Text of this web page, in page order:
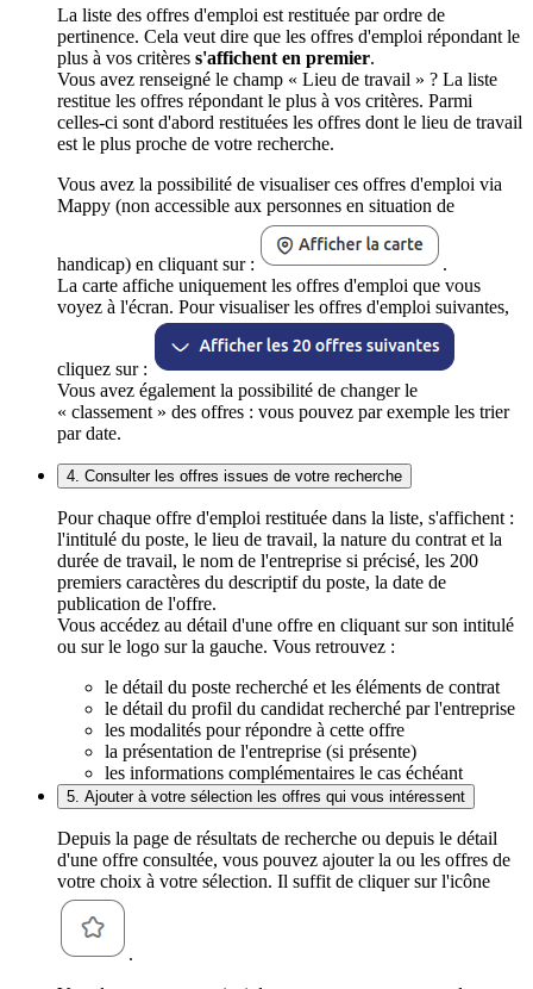
La liste des offres d'emploi est restituée par ordre de
pertinence. Cela veut dire que les offres d'emploi répondant le
plus à vos critères s'affichent en premier.
Vous avez renseigné le champ « Lieu de travail » ? La liste
restitue les offres répondant le plus à vos critères. Parmi
celles-ci sont d'abord restituées les offres dont le lieu de travail
est le plus proche de votre recherche.
Vous avez la possibilité de visualiser ces offres d'emploi via
Mappy (non accessible aux personnes en situation de
handicap) en cliquant sur :
.
La carte affiche uniquement les offres d'emploi que vous
voyez à l'écran. Pour visualiser les offres d'emploi suivantes,
cliquez sur :
Vous avez également la possibilité de changer le
« classement » des offres : vous pouvez par exemple les trier
par date.
4. Consulter les offres issues de votre recherche
Pour chaque offre d'emploi restituée dans la liste, s'affichent :
l'intitulé du poste, le lieu de travail, la nature du contrat et la
durée de travail, le nom de l'entreprise si précisé, les 200
premiers caractères du descriptif du poste, la date de
publication de l'offre.
Vous accédez au détail d'une offre en cliquant sur son intitulé
ou sur le logo sur la gauche. Vous retrouvez :
le détail du poste recherché et les éléments de contrat
le détail du profil du candidat recherché par l'entreprise
les modalités pour répondre à cette offre
la présentation de l'entreprise (si présente)
les informations complémentaires le cas échéant
5. Ajouter à votre sélection les offres qui vous intéressent
Depuis la page de résultats de recherche ou depuis le détail
d'une offre consultée, vous pouvez ajouter la ou les offres de
votre choix à votre sélection. Il suffit de cliquer sur l'icône
.